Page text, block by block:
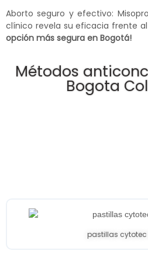
Aborto seguro y efectivo:
clínico revela su eficacia frente
opción más segura en Bogotá!
Métodos
Bogota
pastillas